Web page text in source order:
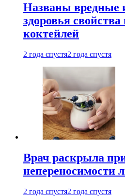
Названы вредные
здоровья
коктейлей
2 года спустя2 года спустя
Врач раскрыла
непереносимости
2 года спустя2 года спустя